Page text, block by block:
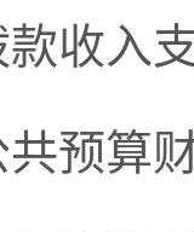
款收入
预算